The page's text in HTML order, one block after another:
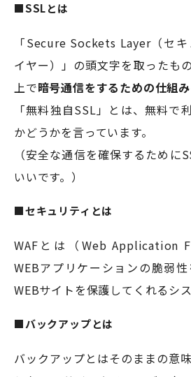
■SSLとは
「Secure Sockets Layer（セ
イヤー）」の頭文字を取ったも
上で暗号通信をするための仕組み
「無料独自SSL」とは、無料で
かどうかを言っています。
（安全な通信を確保するために
いいです。）
■セキュリティとは
WAFとは（Web Application
WEBアプリケーションの脆弱
WEBサイトを保護してくれるシ
■バックアップとは
バックアップとはそのままの意